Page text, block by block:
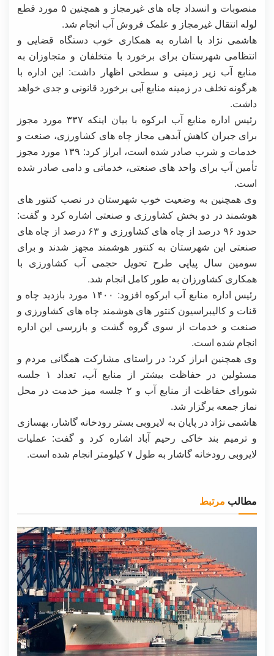
منصوبات و انسداد چاه های غیرمجاز و همچنین ۵ مورد قطع
لوله انتقال غیرمجاز و علمک فروش آب انجام شد.
هاشمی نژاد با اشاره به همکاری خوب دستگاه قضایی و
انتظامی شهرستان برای برخورد با متخلفان و متجاوزان به
منابع آب زیر زمینی و سطحی اظهار داشت: این اداره با
هرگونه تخلف در زمینه منابع آبی برخورد قانونی و جدی خواهد
داشت.
رئیس اداره منابع آب ابرکوه با بیان اینکه ۳۳۷ مورد مجوز
برای جبران کاهش آبدهی مجاز چاه های کشاورزی، صنعت و
خدمات و شرب صادر شده است، ابراز کرد: ۱۳۹ مورد مجوز
تأمین آب برای واحد های صنعتی، خدماتی و دامی صادر شده
است.
وی همچنین به وضعیت خوب شهرستان در نصب کنتور های
هوشمند در دو بخش کشاورزی و صنعتی اشاره کرد و گفت:
حدود ۹۶ درصد از چاه های کشاورزی و ۶۳ درصد از چاه های
صنعتی این شهرستان به کنتور هوشمند مجهز شدند و برای
سومین سال پیاپی طرح تحویل حجمی آب کشاورزی با
همکاری کشاورزان به طور کامل انجام شد.
رئیس اداره منابع آب ابرکوه افزود: ۱۴۰۰ مورد بازدید چاه و
قنات و کالیبراسیون کنتور های هوشمند چاه های کشاورزی و
صنعت و خدمات از سوی گروه گشت و بازرسی این اداره
انجام شده است.
وی همچنین ابراز کرد: در راستای مشارکت همگانی مردم و
مسئولین در حفاظت بیشتر از منابع آب، تعداد ۱ جلسه
شورای حفاظت از منابع آب و ۲ جلسه میز خدمت در محل
نماز جمعه برگزار شد.
هاشمی نژاد در پایان به لایروبی بستر رودخانه گاشار، بهسازی
و ترمیم بند خاکی رحیم‌ آباد اشاره کرد و گفت: عملیات
لایروبی رودخانه گاشار به طول ۷ کیلومتر انجام شده است.
مطالب مرتبط